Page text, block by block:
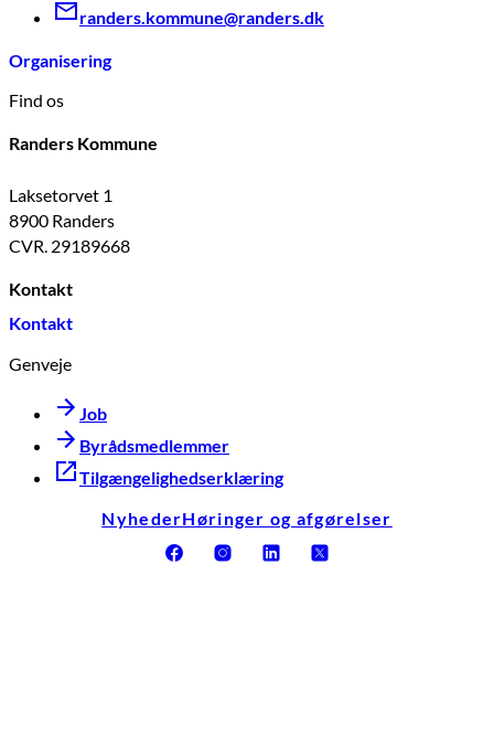
randers.kommune@randers.dk
Organisering
Find os
Randers Kommune
Laksetorvet 1
8900 Randers
CVR. 29189668
Kontakt
Kontakt
Genveje
Job
Byrådsmedlemmer
Tilgængelighedserklæring
NyhederHøringer og afgørelser